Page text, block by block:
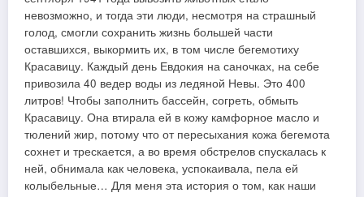
невозможно, и тогда эти люди, несмотря на страшный
голод, смогли сохранить жизнь большей части
оставшихся, выкормить их, в том числе бегемотиху
Красавицу. Каждый день Евдокия на саночках, на себе
привозила 40 ведер воды из ледяной Невы. Это 400
литров! Чтобы заполнить бассейн, согреть, обмыть
Красавицу. Она втирала ей в кожу камфорное масло и
тюлений жир, потому что от пересыхания кожа бегемота
сохнет и трескается, а во время обстрелов спускалась к
ней, обнимала как человека, успокаивала, пела ей
колыбельные… Для меня эта история о том, как наши